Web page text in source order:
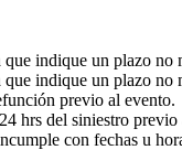
indique un plazo
indique un plazo
previo al evento.
hrs del siniestro previo
con fechas u